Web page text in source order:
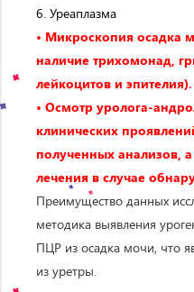
6. Уреаплазма
• Микроскопия осадка
наличие трихомонад,
лейкоцитов и эпителия).
• Осмотр уролога-
клинических
полученных анализов,
лечения в случае
Преимущество данных
методика выявления
ПЦР из осадка мочи, что
из уретры.